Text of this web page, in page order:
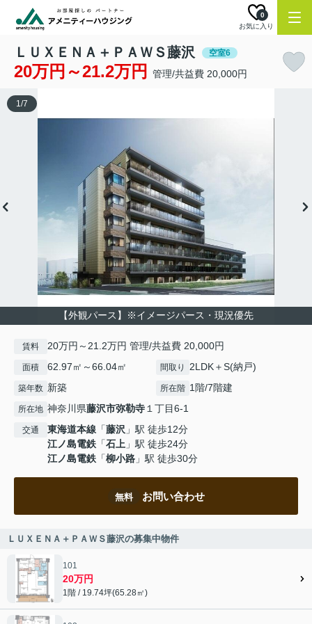
お気に入り
0
ＬＵＸＥＮＡ＋ＰＡＷＳ藤沢 空室6
20万円～21.2万円 管理/共益費 20,000円
【外観パース】※イメージパース・現況優先
1/7
賃料 20万円～21.2万円 管理/共益費 20,000円
面積 62.97㎡～66.04㎡ 間取り 2LDK＋S(納戸)
築年数 新築 所在階 1階/7階建
所在地 神奈川県藤沢市弥勒寺１丁目6-1
交通 東海道本線 「藤沢 」駅 徒歩12分
江ノ島電鉄 「石上 」駅 徒歩24分
江ノ島電鉄 「柳小路 」駅 徒歩30分
無料 お問い合わせ
ＬＵＸＥＮＡ＋ＰＡＷＳ藤沢の募集中物件
101
20万円
1階 / 19.74坪(65.28㎡)